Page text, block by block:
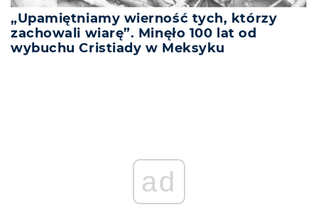
„Upamiętniamy wierność tych, którzy
zachowali wiarę”. Minęło 100 lat od
wybuchu Cristiady w Meksyku
ad